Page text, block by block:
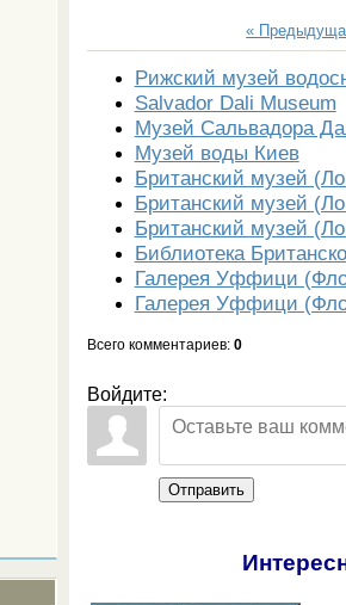
«
Рижский музей
Salvador Dali Museum
Музей Сальвадора
Музей воды Киев
Британский музей
Британский музей
Британский музей
Библиотека
Галерея Уффици
Галерея Уффици
Всего комментариев: 0
Войдите:
Отправить